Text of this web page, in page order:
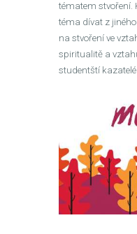
tématem stvoření.
téma dívat z
na stvoření ve
spiritualitě a
studentští